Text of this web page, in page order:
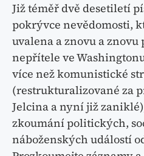
Již téměř dvě desetiletí
pokrývce nevědomosti,
uvalena a znovu a znovu
nepřítele ve
více než komunistické
(restrukturalizované za
Jelcina a nyní již
zkoumání politických,
náboženských událostí